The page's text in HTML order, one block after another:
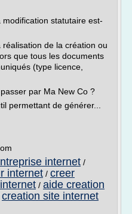
statutaire est-
de la création ou
que tous les documents
(type licence,
par Ma New Co ?
permettant de générer...
internet /
internet / creer
/ aide creation
creation site internet